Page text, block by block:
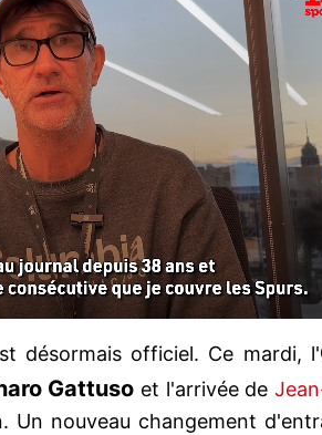
désormais officiel. Ce mardi, l'
Gattuso et l'arrivée de
Un nouveau changement